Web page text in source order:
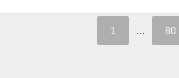
1 80